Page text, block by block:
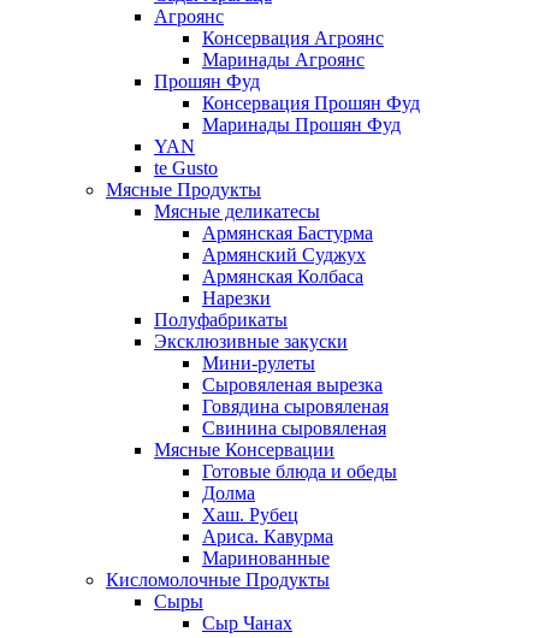
Агроянс
Консервация Агроянс
Маринады Агроянс
Прошян Фуд
Консервация Прошян Фуд
Маринады Прошян Фуд
YAN
te Gusto
Мясные Продукты
Мясные деликатесы
Армянская Бастурма
Армянский Суджух
Армянская Колбаса
Нарезки
Полуфабрикаты
Эксклюзивные закуски
Мини-рулеты
Сыровяленая вырезка
Говядина сыровяленая
Свинина сыровяленая
Мясные Консервации
Готовые блюда и обеды
Долма
Хаш. Рубец
Ариса. Кавурма
Маринованные
Кисломолочные Продукты
Сыры
Сыр Чанах